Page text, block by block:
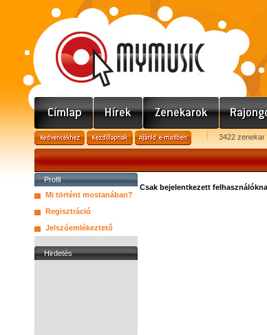
3422 zenekar
Profil
Mi történt mostanában?
Regisztráció
Jelszóemlékeztető
Hirdetés
Csak bejelentkezett